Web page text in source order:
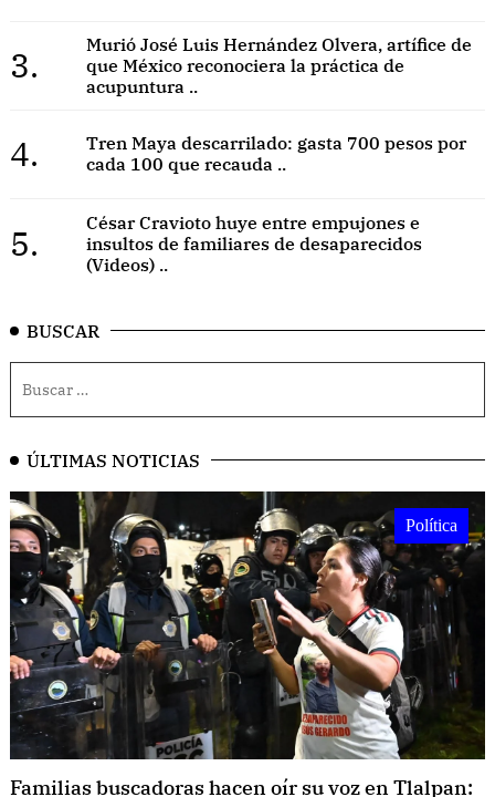
3.
Murió José Luis Hernández Olvera, artífice de
que México reconociera la práctica de
acupuntura ..
4.
Tren Maya descarrilado: gasta 700 pesos por
cada 100 que recauda ..
5.
César Cravioto huye entre empujones e
insultos de familiares de desaparecidos
(Videos) ..
BUSCAR
ÚLTIMAS NOTICIAS
Política
Familias buscadoras hacen oír su voz en Tlalpan: